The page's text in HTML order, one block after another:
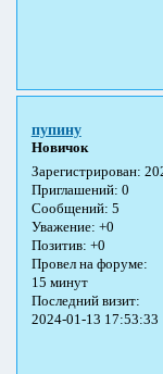
пупину
Новичок
Зарегистрирован:
Приглашений: 0
Сообщений: 5
Уважение: +0
Позитив: +0
Провел на форуме:
15 минут
Последний визит:
2024-01-13 17:53:33